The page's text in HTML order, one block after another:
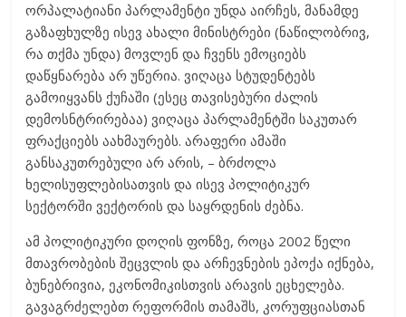
ორპალატიანი პარლამენტი უნდა აირჩეს, მანამდე
გაზაფხულზე ისევ ახალი მინისტრები (ნაწილობრივ,
რა თქმა უნდა) მოვლენ და ჩვენს ემოციებს
დაწყნარება არ უწერია. ვიღაცა სტუდენტებს
გამოიყვანს ქუჩაში (ესეც თავისებური ძალის
დემოსნტრირებაა) ვიღაცა პარლამენტში საკუთარ
ფრაქციებს აახმაურებს. არაფერი ამაში
განსაკუთრებული არ არის, – ბრძოლა
ხელისუფლებისათვის და ისევ პოლიტიკურ
სექტორში ვექტორის და საყრდენის ძებნა.
ამ პოლიტიკური დოღის ფონზე, როცა 2002 წელი
მთავრობების შეცვლის და არჩევნების ეპოქა იქნება,
ბუნებრივია, ეკონომიკისთვის არავის ეცხელება.
გავაგრძელებთ რეფორმის თამაშს, კორუფციასთან